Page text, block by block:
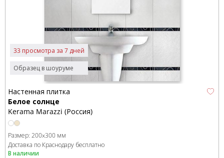
Образец в шоуруме
33 просмотра за 7 дней
Настенная плитка
Белое солнце
Kerama Marazzi (Россия)
Размер: 200x300 мм
Доставка по Краснодару бесплатно
В наличии